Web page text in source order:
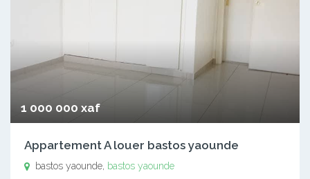
1 000 000 xaf
Appartement A louer bastos yaounde
bastos yaounde, bastos yaounde